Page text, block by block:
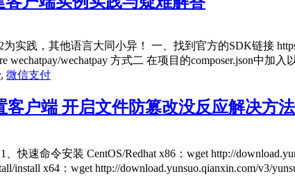
为实践，其他语言大同小异！ 一、找到官方的SDK链接
wechatpay/wechatpay 方式二 在项目的composer.json中加入
, 微信支付
客户端 开启文件防篡改没反应解决方法
速命令安装 CentOS/Redhat x86：wget http://
install x64：wget http://download.yunsuo.qianxin.com/v3/